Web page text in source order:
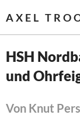
AXEL
Startseite
Themen
HSH
und
Von Knut